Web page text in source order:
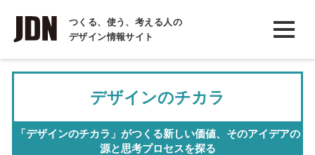
つくる、使う、考える人の
デザイン情報サイト
INTERVIEW
インタビュー
COLUMN
デザインのチカラ
「デザインのチカラ」がつくる新しい価値、 そのアイデアの
源と思考プロセスを探る